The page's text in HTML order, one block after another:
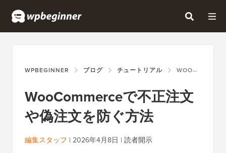
WPBEGINNER ブログ チュートリアル WOOCOMMERCEで不正注文や偽注文を防ぐ方法
WooCommerceで不正注文
や偽注文を防ぐ方法
編集スタッフ | 2026年4月8日 | 読者開示